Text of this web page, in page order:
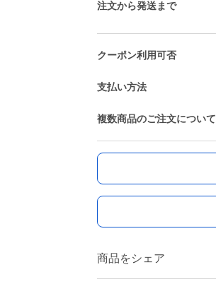
注文から発送まで
クーポン利用可否
支払い方法
複数商品のご注文について
商品をシェア